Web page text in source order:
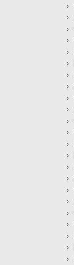
›
›
›
›
›
›
›
›
›
›
›
›
›
›
›
›
›
›
›
›
›
›
›